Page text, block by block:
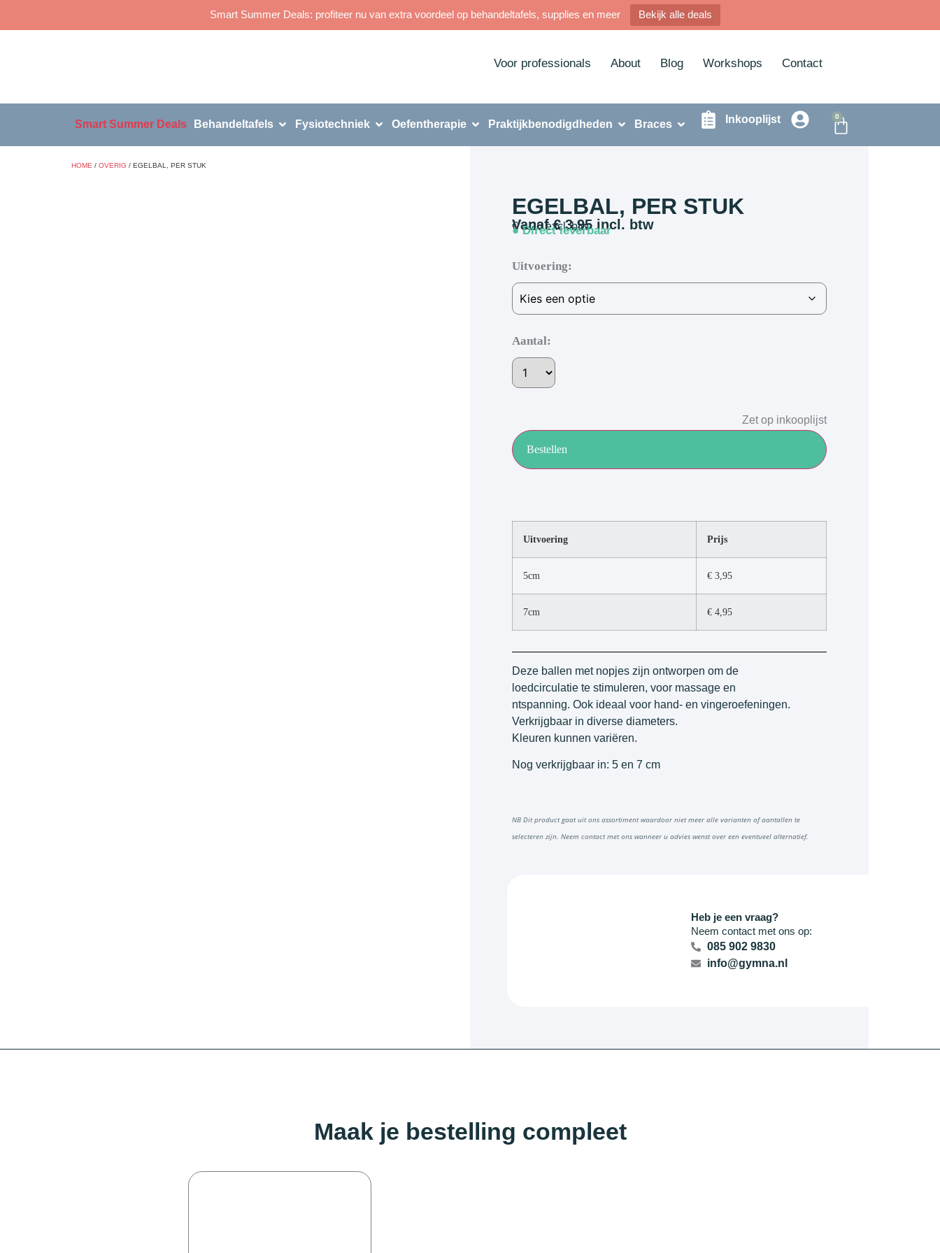
Smart Summer Deals: profiteer nu van extra voordeel op behandeltafels, supplies en meer Bekijk alle deals
Voor professionals About Blog Workshops Contact
Smart Summer Deals Behandeltafels Fysiotechniek Oefentherapie Praktijkbenodigdheden Braces Inkooplijst 0
HOME / OVERIG / EGELBAL, PER STUK
EGELBAL, PER STUK
Vanaf€3,95incl. btw
€3,26excl. btw
● Direct leverbaar
Uitvoering
Aantal:
Bestellen
Zet op inkooplijst
Uitvoering Prijs
5cm € 3,95
7cm € 4,95
Deze ballen met nopjes zijn ontworpen om de
loedcirculatie te stimuleren, voor massage en
ntspanning. Ook ideaal voor hand- en vingeroefeningen.
Verkrijgbaar in diverse diameters.
Kleuren kunnen variëren.
Nog verkrijgbaar in: 5 en 7 cm
NB Dit product gaat uit ons assortiment waardoor niet meer alle varianten of aantallen te
selecteren zijn. Neem contact met ons wanneer u advies wenst over een eventueel alternatief.
Heb je een vraag?
Neem contact met ons op:
085 902 9830
info@gymna.nl
Maak je bestelling compleet